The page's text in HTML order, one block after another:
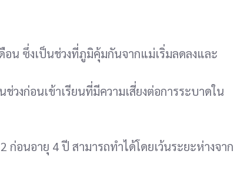
อน ซึ่งเป็นช่วงที่ภูมิคุ้มกันจากแม่เริ่มลดลงและ
วงก่อนเข้าเรียนที่มีความเสี่ยงต่อการระบาดใน
ก่อนอายุ 4 ปี สามารถทำได้โดยเว้นระยะห่างจาก